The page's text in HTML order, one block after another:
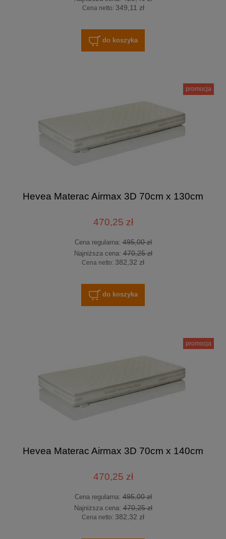
Cena netto: 349,11 zł
do koszyka
Hevea Materac Airmax 3D 70cm x 130cm
470,25 zł
Cena regularna:495,00 zł
Najniższa cena:470,25 zł
Cena netto: 382,32 zł
do koszyka
promocja
Hevea Materac Airmax 3D 70cm x 140cm
470,25 zł
Cena regularna:495,00 zł
Najniższa cena:470,25 zł
Cena netto: 382,32 zł
promocja